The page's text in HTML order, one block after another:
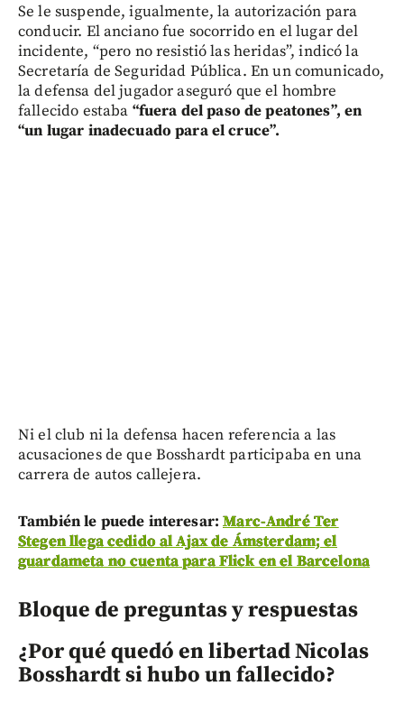
Se le suspende, igualmente, la autorización para
conducir. El anciano fue socorrido en el lugar del
incidente, “pero no resistió las heridas”, indicó la
Secretaría de Seguridad Pública. En un comunicado,
la defensa del jugador aseguró que el hombre
fallecido estaba “fuera del paso de peatones”, en
“un lugar inadecuado para el cruce”.
Ni el club ni la defensa hacen referencia a las
acusaciones de que Bosshardt participaba en una
carrera de autos callejera.
También le puede interesar:Marc-André Ter
Stegen llega cedido al Ajax de Ámsterdam; el
guardameta no cuenta para Flick en el Barcelona
Bloque de preguntas y respuestas
¿Por qué quedó en libertad Nicolas
Bosshardt si hubo un fallecido?